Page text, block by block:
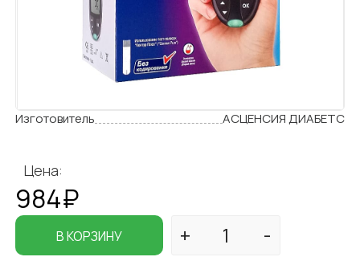
Изготовитель АСЦЕНСИЯ ДИАБЕТС
Цена:
984₽
В КОРЗИНУ